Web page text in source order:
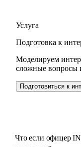
Услуга
Подготовка к
Моделируем
сложные вопросы
Подготовиться к
Что если офицер